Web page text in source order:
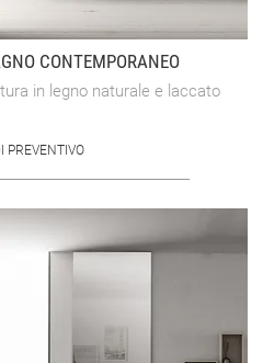
CONTEMPORANEO
in legno naturale e laccato
PREVENTIVO